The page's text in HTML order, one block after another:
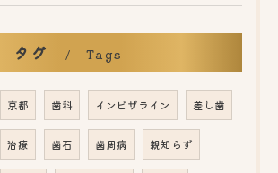
タグ Tags
京都 歯科 インビザライン 差し歯
治療 歯石 歯周病 親知らず